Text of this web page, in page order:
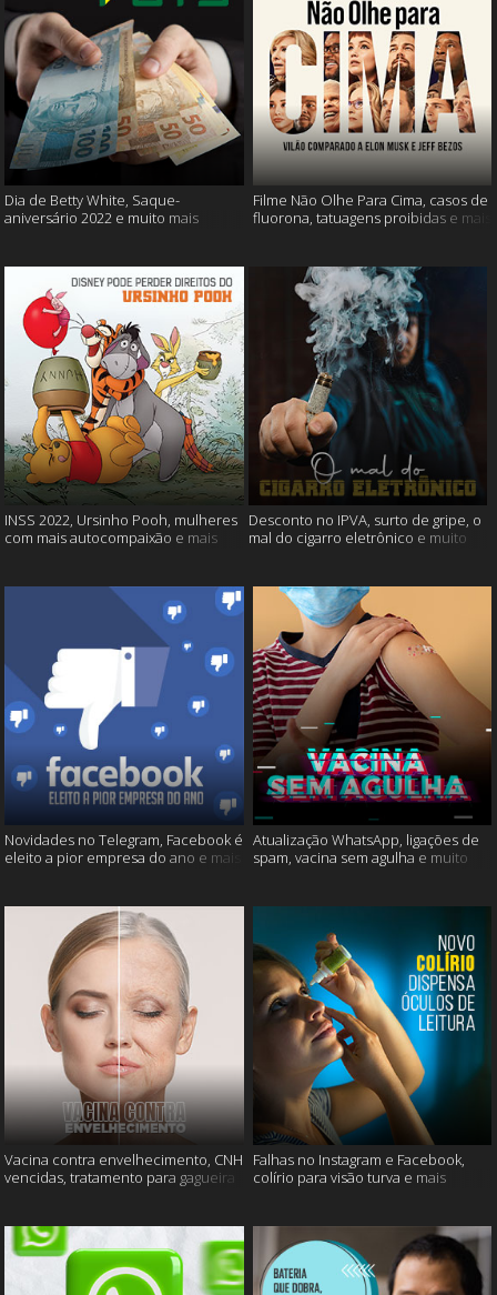
Dia de Betty White, Saque-
aniversário 2022 e muito mais
Filme Não Olhe Para Cima, casos de
fluorona, tatuagens proibidas e mais
INSS 2022, Ursinho Pooh, mulheres
com mais autocompaixão e mais
Desconto no IPVA, surto de gripe, o
mal do cigarro eletrônico e muito
Novidades no Telegram, Facebook é
eleito a pior empresa do ano e mais
Atualização WhatsApp, ligações de
spam, vacina sem agulha e muito
Vacina contra envelhecimento, CNH
vencidas, tratamento para gagueira
Falhas no Instagram e Facebook,
colírio para visão turva e mais